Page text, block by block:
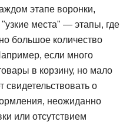
этапе воронки,
места" — этапы, где
большое количество
если много
в корзину, но мало
о
неожиданно
или отсутствием